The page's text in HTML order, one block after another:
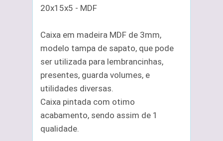
20x15x5 - MDF
Caixa em madeira MDF de 3mm,
modelo tampa de sapato, que pode
ser utilizada para lembrancinhas,
presentes, guarda volumes, e
utilidades diversas.
Caixa pintada com otimo
acabamento, sendo assim de 1
qualidade.